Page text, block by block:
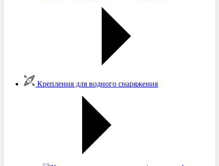
Крепления для водного снаряжения